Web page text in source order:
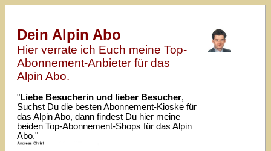
Dein Alpin Abo
Hier verrate ich Euch meine Top-
Abonnement-Anbieter für das
Alpin Abo.
"Liebe Besucherin und lieber Besucher,
Suchst Du die besten Abonnement-Kioske für
das Alpin Abo, dann findest Du hier meine
beiden Top-Abonnement-Shops für das Alpin
Abo."